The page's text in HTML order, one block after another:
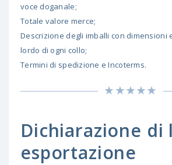
voce doganale;
Totale valore merce;
Descrizione degli imballi con dimensioni
lordo di ogni collo;
Termini di spedizione e Incoterms.
Dichiarazione di
esportazione